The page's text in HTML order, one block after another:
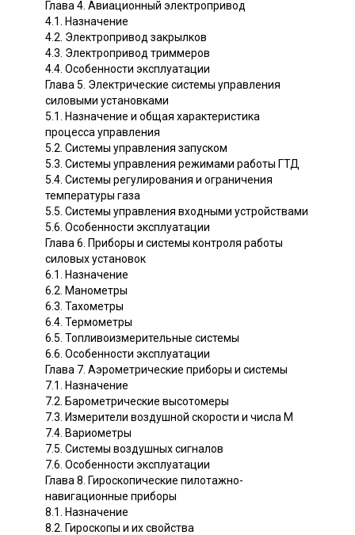
Глава 4. Авиационный электропривод
4.1. Назначение
4.2. Электропривод закрылков
4.3. Электропривод триммеров
4.4. Особенности эксплуатации
Глава 5. Электрические системы управления
силовыми установками
5.1. Назначение и общая характеристика
процесса управления
5.2. Системы управления запуском
5.3. Системы управления режимами работы ГТД
5.4. Системы регулирования и ограничения
температуры газа
5.5. Системы управления входными устройствами
5.6. Особенности эксплуатации
Глава 6. Приборы и системы контроля работы
силовых установок
6.1. Назначение
6.2. Манометры
6.3. Тахометры
6.4. Термометры
6.5. Топливоизмерительные системы
6.6. Особенности эксплуатации
Глава 7. Аэрометрические приборы и системы
7.1. Назначение
7.2. Барометрические высотомеры
7.3. Измерители воздушной скорости и числа М
7.4. Вариометры
7.5. Системы воздушных сигналов
7.6. Особенности эксплуатации
Глава 8. Гироскопические пилотажно-
навигационные приборы
8.1. Назначение
8.2. Гироскопы и их свойства